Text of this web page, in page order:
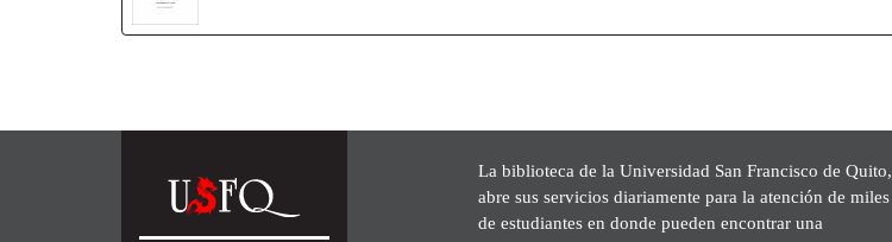
La biblioteca de la Universidad San Francisco de Quito,
abre sus servicios diariamente para la atención de miles
de estudiantes en donde pueden encontrar una